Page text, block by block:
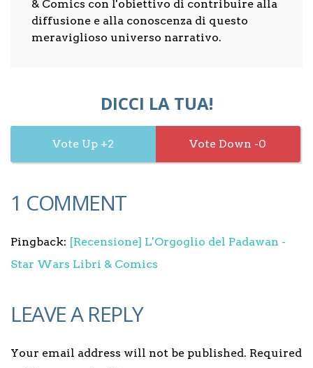
& Comics con l'obiettivo di contribuire alla
diffusione e alla conoscenza di questo
meraviglioso universo narrativo.
DICCI LA TUA!
2 0
1 COMMENT
Pingback: [Recensione] L'Orgoglio del Padawan -
Star Wars Libri & Comics
LEAVE A REPLY
Your email address will not be published. Required